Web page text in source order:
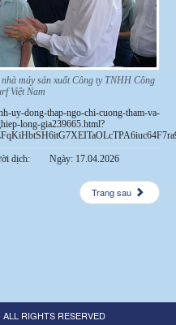
máy sản xuất Công ty TNHH Công
Việt Nam
uy-dong-thap-ngo-chi-cuong-tham-va-
long-gia239665.html?
dịch: Ngày: 17.04.2026
Trang sau
RIGHTS RESERVED